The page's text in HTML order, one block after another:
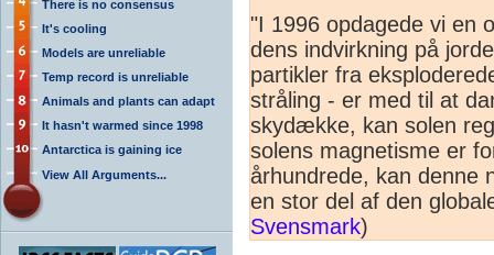
There is no consensus
It's cooling
Models are unreliable
Temp record is unreliable
Animals and plants can adapt
It hasn't warmed since 1998
Antarctica is gaining ice
View All Arguments...
"I 1996 opdagede vi en
dens indvirkning på
partikler fra
stråling - er med til at
skydække, kan solen
solens magnetisme er
århundrede, kan denne
en stor del af den
Svensmark)